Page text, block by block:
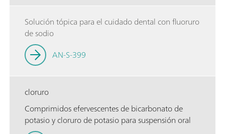
Solución tópica para el cuidado dental con fluoruro
de sodio
AN-S-399
cloruro
Comprimidos efervescentes de bicarbonato de
potasio y cloruro de potasio para suspensión oral